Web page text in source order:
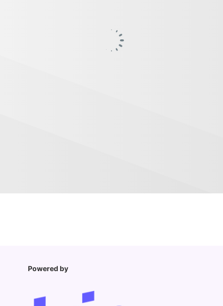
Powered by